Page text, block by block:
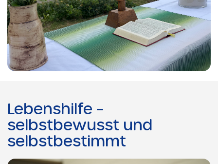
Lebenshilfe –
selbstbewusst und
selbstbestimmt